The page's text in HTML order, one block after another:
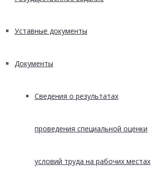
Уставные документы
Документы
Сведения о результатах
проведения специальной оценки
условий труда на рабочих местах